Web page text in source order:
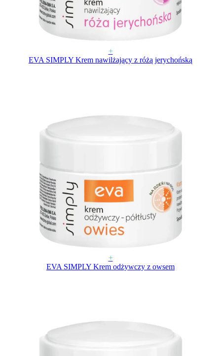
+
EVA SIMPLY Krem nawilżający z różą jerychońską
+
EVA SIMPLY Krem odżywczy z owsem